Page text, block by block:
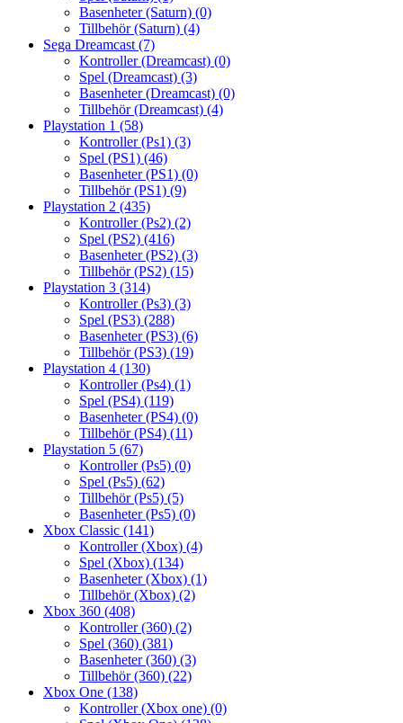
Basenheter (Saturn) (0)
Tillbehör (Saturn) (4)
Sega Dreamcast (7)
Kontroller (Dreamcast) (0)
Spel (Dreamcast) (3)
Basenheter (Dreamcast) (0)
Tillbehör (Dreamcast) (4)
Playstation 1 (58)
Kontroller (Ps1) (3)
Spel (PS1) (46)
Basenheter (PS1) (0)
Tillbehör (PS1) (9)
Playstation 2 (435)
Kontroller (Ps2) (2)
Spel (PS2) (416)
Basenheter (PS2) (3)
Tillbehör (PS2) (15)
Playstation 3 (314)
Kontroller (Ps3) (3)
Spel (PS3) (288)
Basenheter (PS3) (6)
Tillbehör (PS3) (19)
Playstation 4 (130)
Kontroller (Ps4) (1)
Spel (PS4) (119)
Basenheter (PS4) (0)
Tillbehör (PS4) (11)
Playstation 5 (67)
Kontroller (Ps5) (0)
Spel (Ps5) (62)
Tillbehör (Ps5) (5)
Basenheter (Ps5) (0)
Xbox Classic (141)
Kontroller (Xbox) (4)
Spel (Xbox) (134)
Basenheter (Xbox) (1)
Tillbehör (Xbox) (2)
Xbox 360 (408)
Kontroller (360) (2)
Spel (360) (381)
Basenheter (360) (3)
Tillbehör (360) (22)
Xbox One (138)
Kontroller (Xbox one) (0)